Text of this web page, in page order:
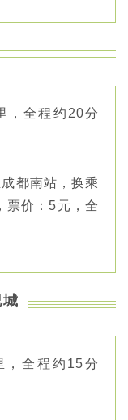
，全程约20分
都南站，换乘
票价：5元，全
，全程约15分